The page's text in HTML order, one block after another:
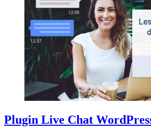
Plugin Live Chat